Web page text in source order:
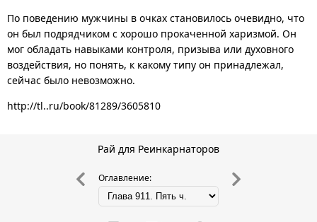
По поведению мужчины в очках становилось очевидно, что
он был подрядчиком с хорошо прокаченной харизмой. Он
мог обладать навыками контроля, призыва или духовного
воздействия, но понять, к какому типу он принадлежал,
сейчас было невозможно.
http://tl..ru/book/81289/3605810
Рай для Реинкарнаторов
Оглавление: